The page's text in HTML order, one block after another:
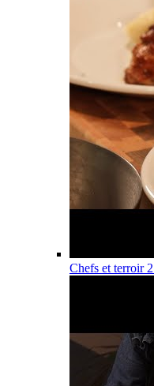
Chefs et terroir